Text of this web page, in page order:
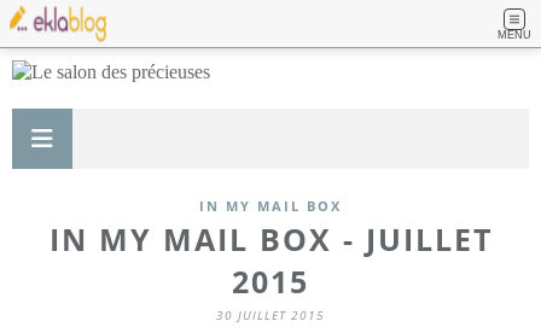
MENU
IN MY MAIL BOX
IN MY MAIL BOX - JUILLET
2015
30 JUILLET 2015